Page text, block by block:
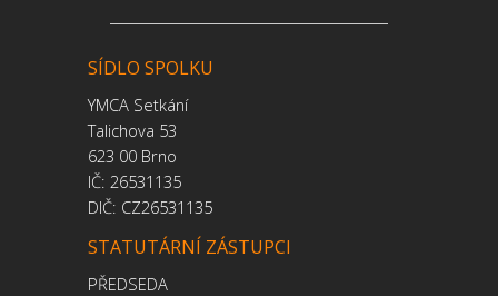
SÍDLO SPOLKU
YMCA Setkání
Talichova 53
623 00 Brno
IČ: 26531135
DIČ: CZ26531135
STATUTÁRNÍ ZÁSTUPCI
PŘEDSEDA